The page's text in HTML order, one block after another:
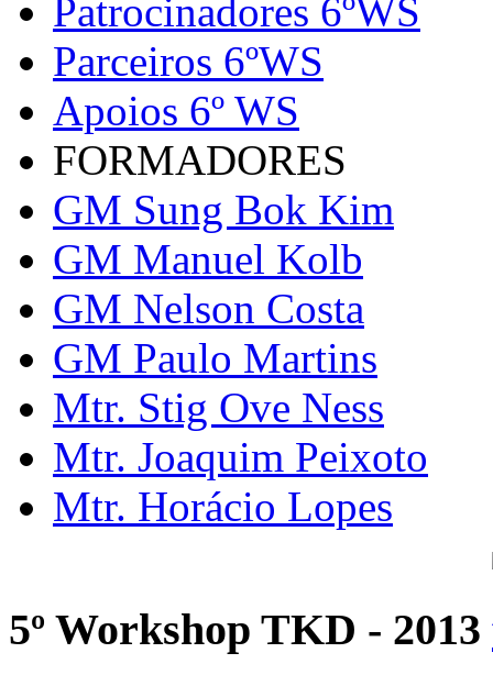
Patrocinadores 6ºWS
Parceiros 6ºWS
Apoios 6º WS
FORMADORES
GM Sung Bok Kim
GM Manuel Kolb
GM Nelson Costa
GM Paulo Martins
Mtr. Stig Ove Ness
Mtr. Joaquim Peixoto
Mtr. Horácio Lopes
5º Workshop TKD - 2013